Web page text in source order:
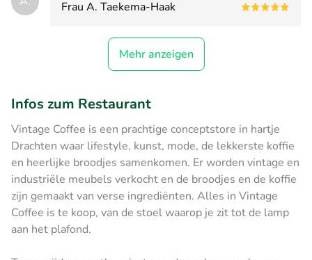
Frau A. Taekema-Haak
Mehr anzeigen
Infos zum Restaurant
Vintage Coffee is een prachtige conceptstore in hartje
Drachten waar lifestyle, kunst, mode, de lekkerste koffie
en heerlijke broodjes samenkomen. Er worden vintage en
industriële meubels verkocht en de broodjes en de koffie
zijn gemaakt van verse ingrediënten. Alles in Vintage
Coffee is te koop, van de stoel waarop je zit tot de lamp
aan het plafond.